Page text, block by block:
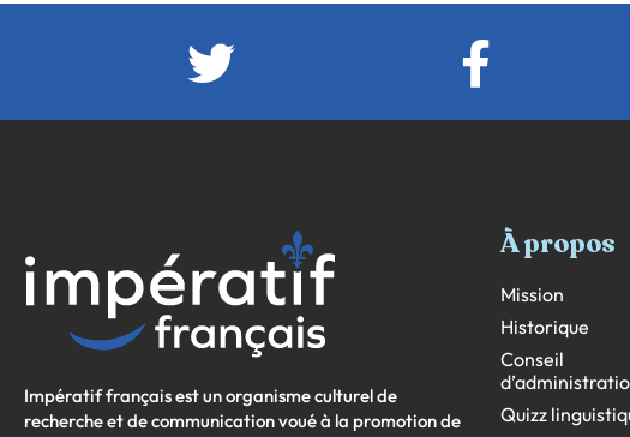
Impératif français est un organisme culturel de
recherche et de communication voué à la promotion de
À propos
Mission
Historique
Conseil
Quizz